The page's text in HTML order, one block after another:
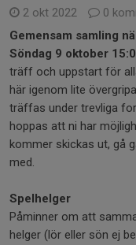
2 okt 2022
0
Gemensam samling
Söndag 9 oktober
träff och uppstart för
här igenom lite
träffas under trevliga
hoppas att ni har
kommer skickas ut, gå
med.
Spelhelger
Påminner om att
helger (lör eller sön ej